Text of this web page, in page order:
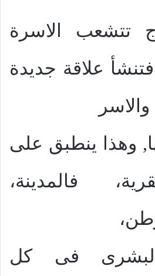
تتشعب الاسرة
علاقة جديدة
وهذا ينطبق على
فالمدينة،
البشرى فى كل